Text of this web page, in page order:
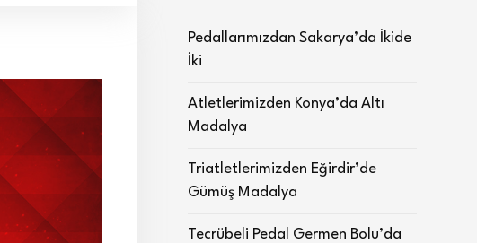
Pedallarımızdan Sakarya’da İkide
İki
Atletlerimizden Konya’da Altı
Madalya
Triatletlerimizden Eğirdir’de
Gümüş Madalya
Tecrübeli Pedal Germen Bolu’da